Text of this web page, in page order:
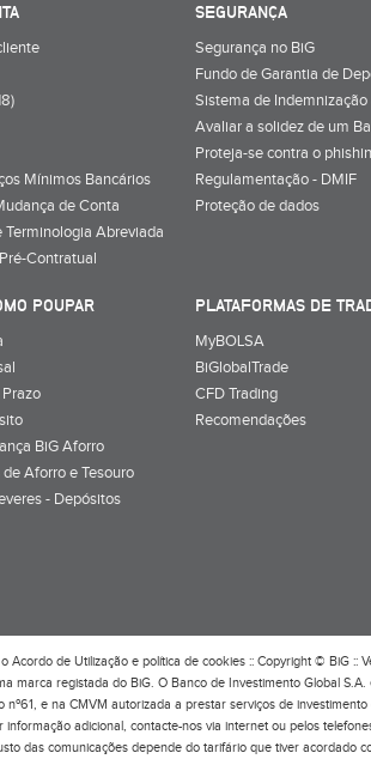
Mínimos Bancários
de Conta
Terminologia Abreviada
Contratual
SEGURANÇA
Segurança no BiG
Fundo de Garantia de
Sistema de
Avaliar a solidez de um
Proteja-se contra o
Regulamentação - DMIF
Proteção de dados
POUPAR
BiG Aforro
Aforro e Tesouro
- Depósitos
PLATAFORMAS DE
MyBOLSA
BiGlobalTrade
CFD Trading
Recomendações
Acordo de Utilizaçãoe política de cookies:: Copyright © BiG ::
marca registada do BiG. O Banco de Investimento Global
nº61, e na CMVM autorizada a prestar serviços de
informação adicional, contacte-nos via internet ou pelos
das comunicações depende do tarifário que tiver acordado